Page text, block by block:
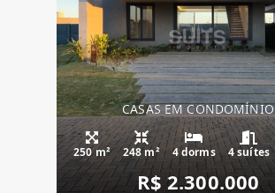
CASAS EM CONDOMÍNIO
250 m² 248 m² 4 dorms 4 suítes
R$ 2.300.000